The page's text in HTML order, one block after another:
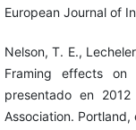
European Journal of
Nelson, T. E.,
Framing effects on
presentado en
Association. Portland,